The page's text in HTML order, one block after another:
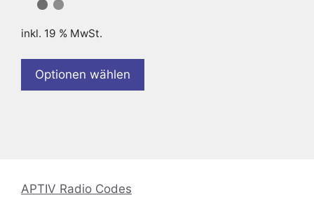
inkl. 19 % MwSt.
Optionen wählen
APTIV Radio Codes